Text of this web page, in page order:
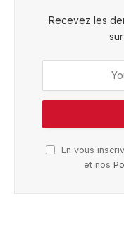
Recevez les
En vous
et nos